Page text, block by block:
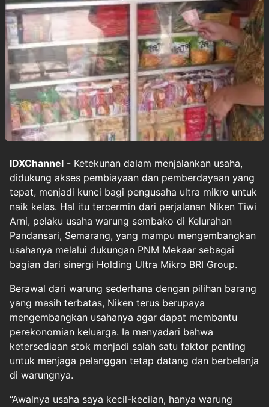
IDXChannel - Ketekunan dalam menjalankan usaha,
didukung akses pembiayaan dan pemberdayaan yang
tepat, menjadi kunci bagi pengusaha ultra mikro untuk
naik kelas. Hal itu tercermin dari perjalanan Niken Tiwi
Arni, pelaku usaha warung sembako di Kelurahan
Pandansari, Semarang, yang mampu mengembangkan
usahanya melalui dukungan PNM Mekaar sebagai
bagian dari sinergi Holding Ultra Mikro BRI Group.
Berawal dari warung sederhana dengan pilihan barang
yang masih terbatas, Niken terus berupaya
mengembangkan usahanya agar dapat membantu
perekonomian keluarga. Ia menyadari bahwa
ketersediaan stok menjadi salah satu faktor penting
untuk menjaga pelanggan tetap datang dan berbelanja
di warungnya.
“Awalnya usaha saya kecil-kecilan, hanya warung